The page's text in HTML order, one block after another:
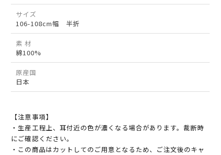
サイズ
106-108cm幅 半折
素 材
綿100%
原産国
日本
【注意事項】
・生産工程上、耳付近の色が濃くなる場合があります。裁断時
にご確認ください。
・この商品はカットしてのご用意となるため、ご注文後のキャ